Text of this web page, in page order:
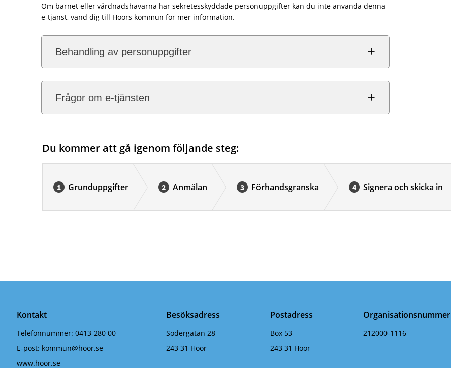
Om barnet eller vårdnadshavarna har sekretesskyddade personuppgifter kan du inte använda denna
e-tjänst, vänd dig till Höörs kommun för mer information.
Behandling av personuppgifter
Frågor om e-tjänsten
Du kommer att gå igenom följande steg:
Grunduppgifter Anmälan Förhandsgranska Signera och skicka in
Kontakt
Telefonnummer: 0413-280 00
E-post: kommun@hoor.se
www.hoor.se
Besöksadress
Södergatan 28
243 31 Höör
Postadress
Box 53
243 31 Höör
Organisationsnummer
212000-1116